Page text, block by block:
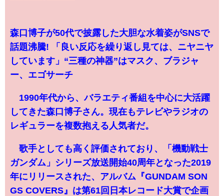
森口博子が50代で披露した大胆な水着姿がSNSで
話題沸騰! 「良い反応を繰り返し見ては、ニヤニヤ
しています」“三種の神器”はマスク、ブラジャ
ー、エゴサーチ
1990年代から、バラエティ番組を中心に大活躍
してきた森口博子さん。現在もテレビやラジオの
レギュラーを複数抱える人気者だ。
歌手としても高く評価されており、「機動戦士
ガンダム」シリーズ放送開始40周年となった2019
年にリリースされた、アルバム『GUNDAM SON
GS COVERS』は第61回日本レコード大賞で企画